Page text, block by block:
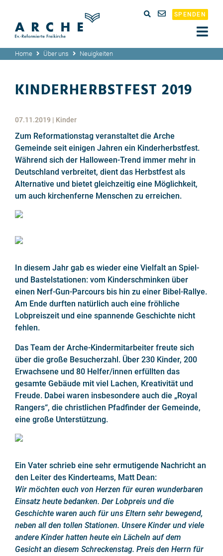
SPENDEN
Home Über uns Neuigkeiten
KINDERHERBSTFEST 2019
07.11.2019 | Kinder
Zum Reformationstag veranstaltet die Arche
Gemeinde seit einigen Jahren ein Kinderherbstfest.
Während sich der Halloween-Trend immer mehr in
Deutschland verbreitet, dient das Herbstfest als
Alternative und bietet gleichzeitig eine Möglichkeit,
um auch kirchenferne Menschen zu erreichen.
In diesem Jahr gab es wieder eine Vielfalt an Spiel-
und Bastelstationen: vom Kinderschminken über
einen Nerf-Gun-Parcours bis hin zu einer Bibel-Rallye.
Am Ende durften natürlich auch eine fröhliche
Lobpreiszeit und eine spannende Geschichte nicht
fehlen.
Das Team der Arche-Kindermitarbeiter freute sich
über die große Besucherzahl. Über 230 Kinder, 200
Erwachsene und 80 Helfer/innen erfüllten das
gesamte Gebäude mit viel Lachen, Kreativität und
Freude. Dabei waren insbesondere auch die „Royal
Rangers“, die christlichen Pfadfinder der Gemeinde,
eine große Unterstützung.
Ein Vater schrieb eine sehr ermutigende Nachricht an
den Leiter des Kinderteams, Matt Dean:
Wir möchten euch von Herzen für euren wunderbaren
Einsatz heute bedanken. Der Lobpreis und die
Geschichte waren auch für uns Eltern sehr bewegend,
neben all den tollen Stationen. Unsere Kinder und viele
andere Kinder hatten heute ein Lächeln auf dem
Gesicht an diesem Schreckenstag. Preis den Herrn für